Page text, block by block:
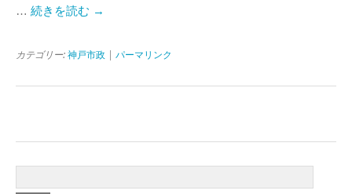
… 続きを読む →
カテゴリー: 神戸市政 パーマリンク